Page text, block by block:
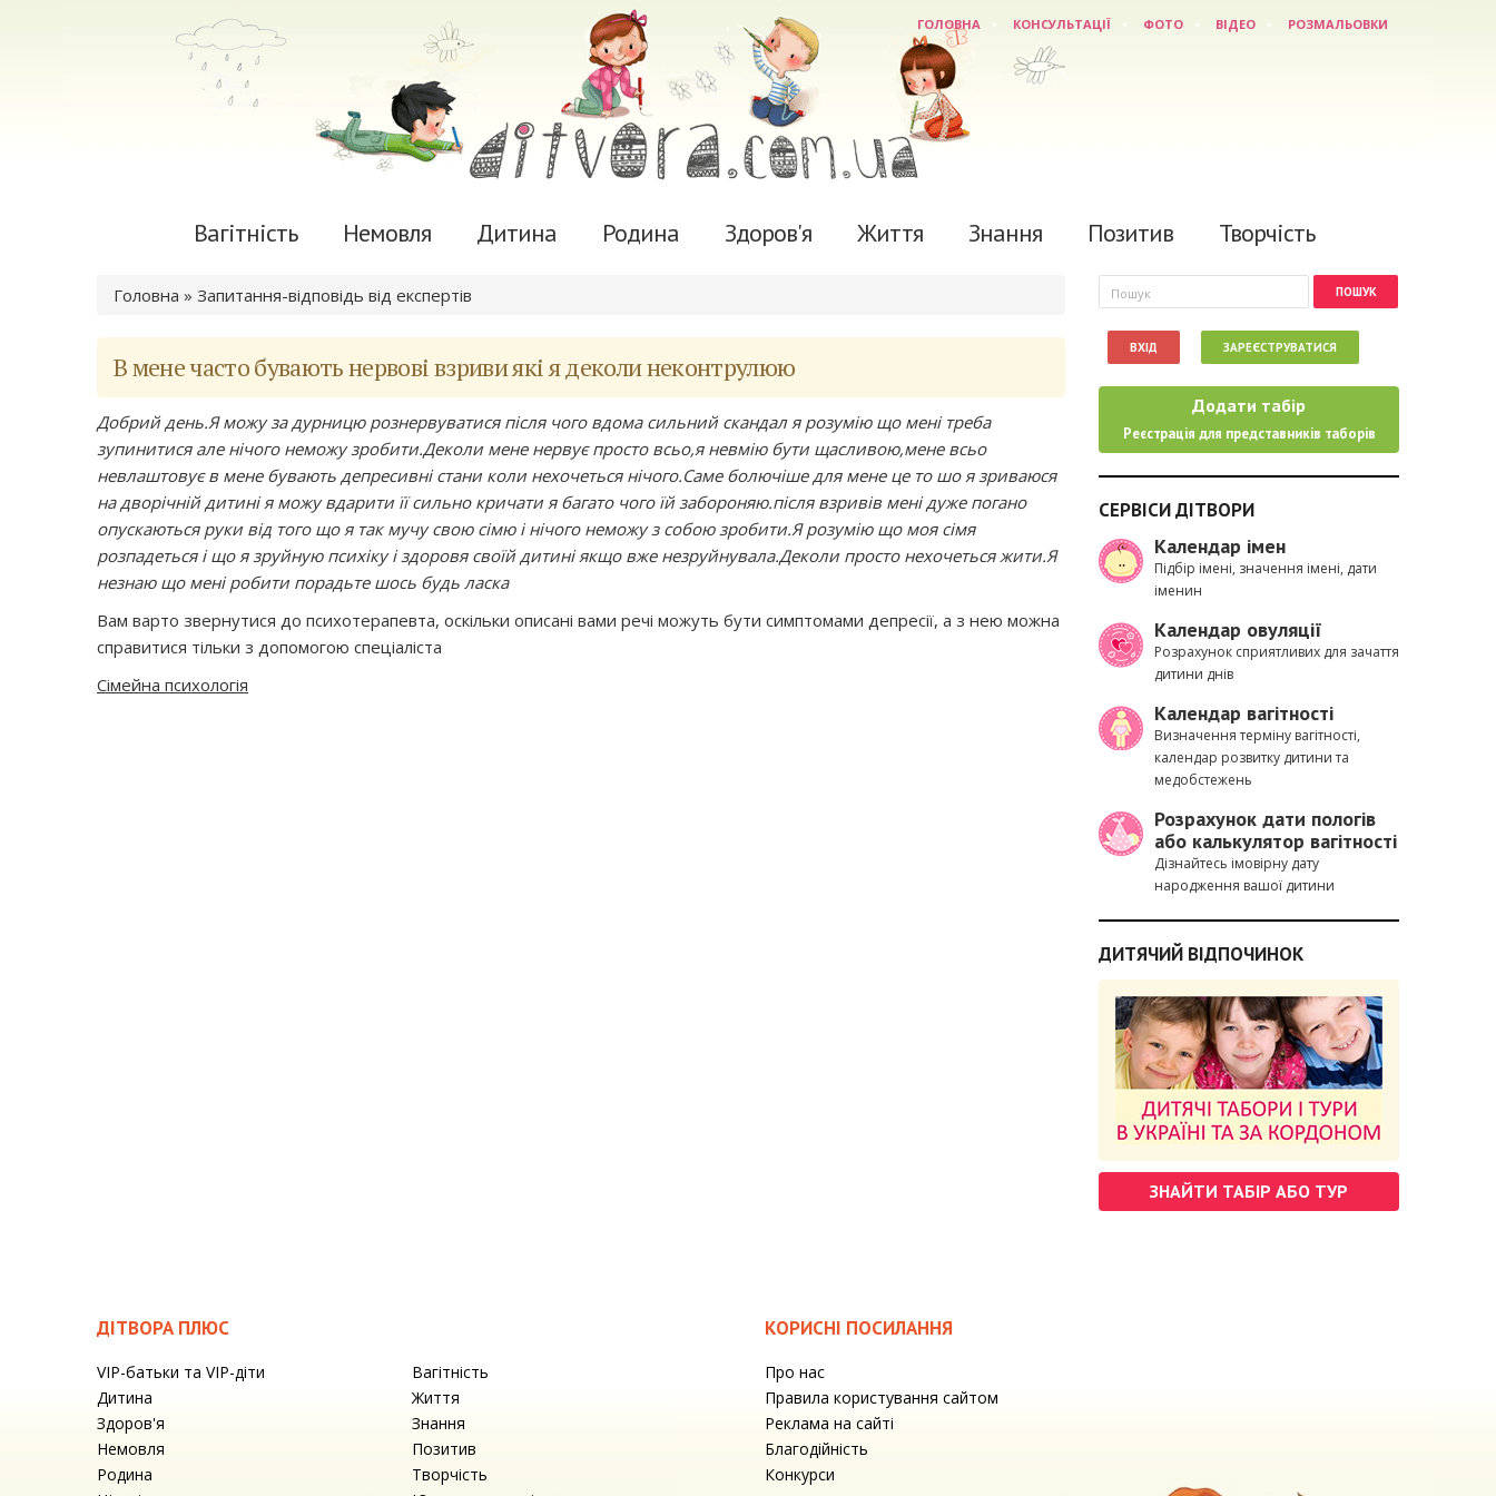
ГОЛОВНА КОНСУЛЬТАЦІЇ ФОТО ВІДЕО РОЗМАЛЬОВКИ
Вагітність Немовля Дитина Родина Здоров'я Життя Знання Позитив Творчість
Ви є тут
Головна » Запитання-відповідь від експертів
В мене часто бувають нервові взриви які я деколи неконтрулюю
Добрий день.Я можу за дурницю рознервуватися після чого вдома сильний скандал я розумію що мені треба
зупинитися але нічого неможу зробити.Деколи мене нервує просто всьо,я невмію бути щасливою,мене всьо
невлаштовує в мене бувають депресивні стани коли нехочеться нічого.Саме болючіше для мене це то шо я зриваюся
на дворічній дитині я можу вдарити її сильно кричати я багато чого їй забороняю.після взривів мені дуже погано
опускаються руки від того що я так мучу свою сімю і нічого неможу з собою зробити.Я розумію що моя сімя
розпадеться і що я зруйную психіку і здоровя своїй дитині якщо вже незруйнувала.Деколи просто нехочеться жити.Я
незнаю що мені робити порадьте шось будь ласка
Вам варто звернутися до психотерапевта, оскiльки описанi вами речi можуть бути симптомами депресiї, а з нею можна
справитися тiльки з допомогою спецiалiста
Сімейна психологія
Пошукова форма
Пошук
ВХІД ЗАРЕЄСТРУВАТИСЯ
Додати табір
Реєстрація для представників таборів
СЕРВІСИ ДІТВОРИ
Календар імен
Підбір імені, значення імені, дати
іменин
Календар овуляції
Розрахунок сприятливих для зачаття
дитини днів
Календар вагітності
Визначення терміну вагітності,
календар розвитку дитини та
медобстежень
Розрахунок дати пологів
або калькулятор вагітності
Дізнайтесь імовірну дату
народження вашої дитини
ДИТЯЧИЙ ВІДПОЧИНОК
ЗНАЙТИ ТАБІР АБО ТУР
ДІТВОРА ПЛЮС
VIP-батьки та VIP-діти
Вагітність
Дитина
Життя
Здоров'я
Знання
Немовля
Позитив
Родина
Творчість
КОРИСНІ ПОСИЛАННЯ
Про нас
Правила користування сайтом
Реклама на сайті
Благодійність
Конкурси